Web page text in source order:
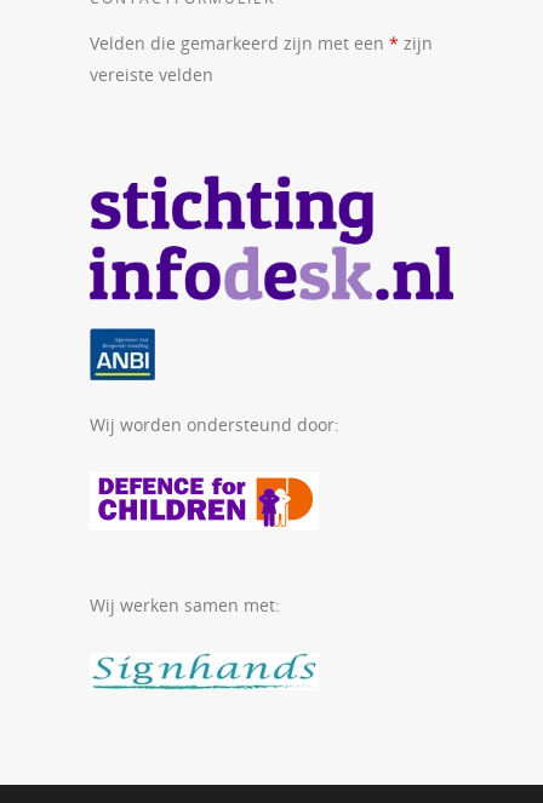
Velden die gemarkeerd zijn met een * zijn
vereiste velden
Wij worden ondersteund door:
Wij werken samen met: